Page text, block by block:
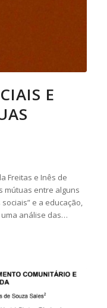
E
Freitas e Inês de
mútuas entre alguns
e a educação,
análise das…